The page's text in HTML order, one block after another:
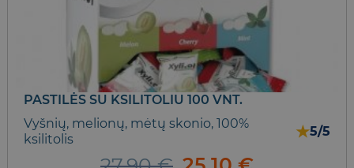
PASTILĖS SU KSILITOLIU 100 VNT.
Vyšnių, melionų, mėtų skonio, 100%
ksilitolis
★5/5